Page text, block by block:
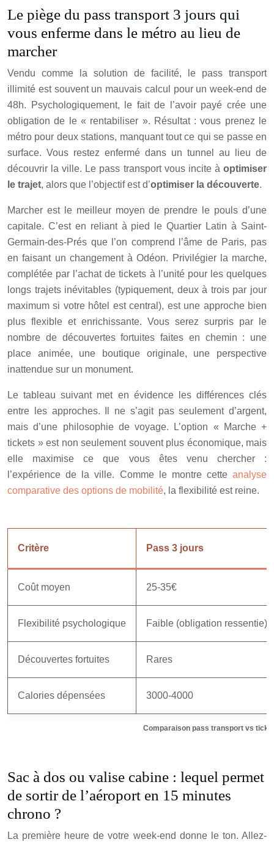
Le piège du pass transport 3 jours qui
vous enferme dans le métro au lieu de
marcher
Vendu comme la solution de facilité, le pass transport
illimité est souvent un mauvais calcul pour un week-end de
48h. Psychologiquement, le fait de l’avoir payé crée une
obligation de le « rentabiliser ». Résultat : vous prenez le
métro pour deux stations, manquant tout ce qui se passe en
surface. Vous restez enfermé dans un tunnel au lieu de
découvrir la ville. Le pass transport vous incite à optimiser
le trajet, alors que l’objectif est d’optimiser la découverte.
Marcher est le meilleur moyen de prendre le pouls d’une
capitale. C’est en reliant à pied le Quartier Latin à Saint-
Germain-des-Prés que l’on comprend l’âme de Paris, pas
en faisant un changement à Odéon. Privilégier la marche,
complétée par l’achat de tickets à l’unité pour les quelques
longs trajets inévitables (typiquement, deux à trois par jour
maximum si votre hôtel est central), est une approche bien
plus flexible et enrichissante. Vous serez surpris par le
nombre de découvertes fortuites faites en chemin : une
place animée, une boutique originale, une perspective
inattendue sur un monument.
Le tableau suivant met en évidence les différences clés
entre les approches. Il ne s’agit pas seulement d’argent,
mais d’une philosophie de voyage. L’option « Marche +
tickets » est non seulement souvent plus économique, mais
elle maximise ce que vous êtes venu chercher :
l’expérience de la ville. Comme le montre cette analyse
comparative des options de mobilité, la flexibilité est reine.
Comparaison pass transport vs
Critère Pass 3 jours
Coût moyen 25-35€
Flexibilité psychologique Faible (obligation ressentie)
Découvertes fortuites Rares
Calories dépensées 3000-4000
Sac à dos ou valise cabine : lequel permet
de sortir de l’aéroport en 15 minutes
chrono ?
La première heure de votre week-end donne le ton. Allez-